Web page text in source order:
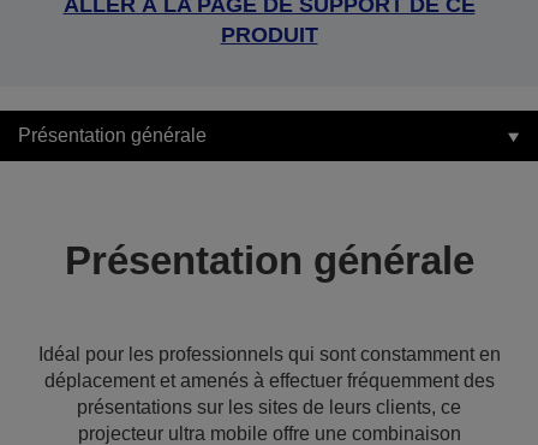
ALLER À LA PAGE DE SUPPORT DE CE
PRODUIT
Présentation générale
Présentation générale
Idéal pour les professionnels qui sont constamment en
déplacement et amenés à effectuer fréquemment des
présentations sur les sites de leurs clients, ce
projecteur ultra mobile offre une combinaison